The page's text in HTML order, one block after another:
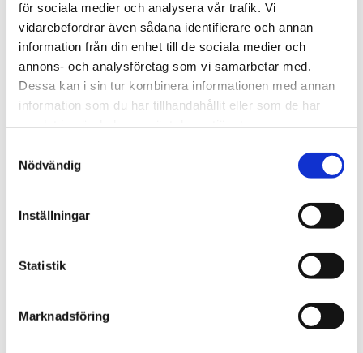
för sociala medier och analysera vår trafik. Vi
vidarebefordrar även sådana identifierare och annan
information från din enhet till de sociala medier och
annons- och analysföretag som vi samarbetar med.
Dessa kan i sin tur kombinera informationen med annan
information som du har tillhandahållit eller som de har
Nödvändig
Inställningar
Statistik
Marknadsföring
ingår
Kursintyget för utbildningen ADR General som kan
skrivas ut direkt efter genomförd godkänd utbildning.
Boka utbildning i ADR
Klicka på knappen
och fyll i formuläret, använd
Bokningsvillkor